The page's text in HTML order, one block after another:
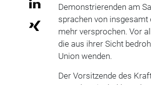
Demonstrierenden am
sprachen von insgesamt
mehr versprochen. Vor
die aus ihrer Sicht
Union wenden.
Der Vorsitzende des